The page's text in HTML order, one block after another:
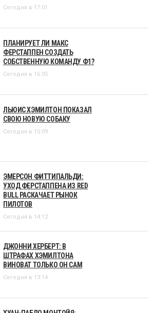
Сегодня в 17:01
ПЛАНИРУЕТ ЛИ МАКС
ФЕРСТАППЕН СОЗДАТЬ
СОБСТВЕННУЮ КОМАНДУ Ф1?
Сегодня в 16:05
ЛЬЮИС ХЭМИЛТОН ПОКАЗАЛ
СВОЮ НОВУЮ СОБАКУ
Сегодня в 15:09
ЭМЕРСОН ФИТТИПАЛЬДИ:
УХОД ФЕРСТАППЕНА ИЗ RED
BULL РАСКАЧАЕТ РЫНОК
ПИЛОТОВ
Сегодня в 14:12
ДЖОННИ ХЕРБЕРТ: В
ШТРАФАХ ХЭМИЛТОНА
ВИНОВАТ ТОЛЬКО ОН САМ
Сегодня в 13:14